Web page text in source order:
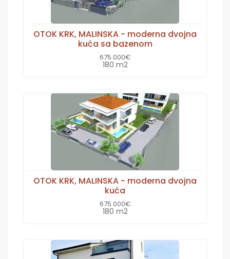
OTOK KRK, MALINSKA - moderna dvojna
kuća sa bazenom
675.000€
180 m2
OTOK KRK, MALINSKA - moderna dvojna
kuća
675.000€
180 m2